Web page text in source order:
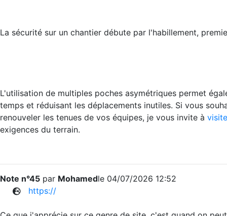
La sécurité sur un chantier débute par l'habillement,
L'utilisation de multiples poches asymétriques permet
temps et réduisant les déplacements inutiles. Si vous
renouveler les tenues de vos équipes, je vous invite à
exigences du terrain.
Note n°45 par Mohamedle 04/07/2026 12:52
https://